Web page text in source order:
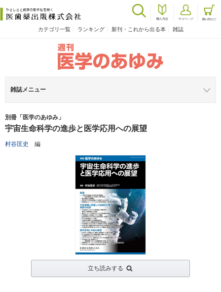
カテゴリ一覧 ランキング 新刊・これから出る本 雑誌
雑誌メニュー
別冊「医学のあゆみ」
宇宙生命科学の進歩と医学応用への展望
村谷匡史 編
立ち読みする